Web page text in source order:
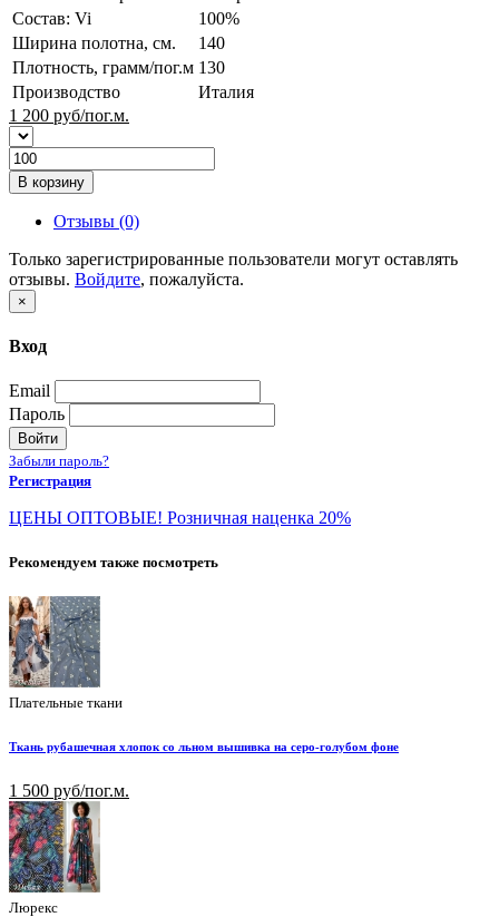
Состав: Vi
100%
Ширина полотна, см.
140
Плотность, грамм/пог.м 130
Производство
Италия
1 200 руб/пог.м.
В корзину
Отзывы (0)
Только зарегистрированные пользователи могут оставлять
отзывы. Войдите, пожалуйста.
×
Вход
Email
Пароль
Войти
Забыли пароль?
Регистрация
ЦЕНЫ ОПТОВЫЕ! Розничная наценка 20%
Рекомендуем также посмотреть
Плательные ткани
Ткань рубашечная хлопок со льном вышивка на серо-голубом фоне
1 500 руб/пог.м.
Люрекс